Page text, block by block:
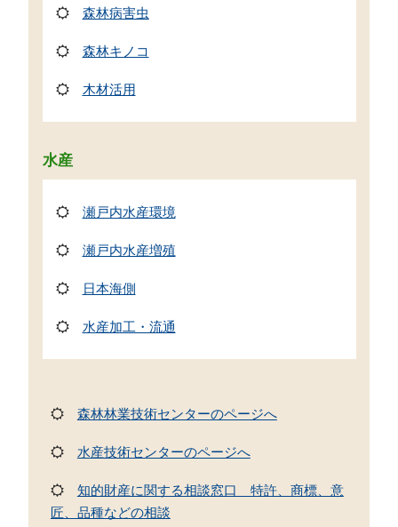
森林病害虫
森林キノコ
木材活用
水産
瀬戸内水産環境
瀬戸内水産増殖
日本海側
水産加工・流通
森林林業技術センターのページへ
水産技術センターのページへ
知的財産に関する相談窓口 特許、商標、意
匠、品種などの相談